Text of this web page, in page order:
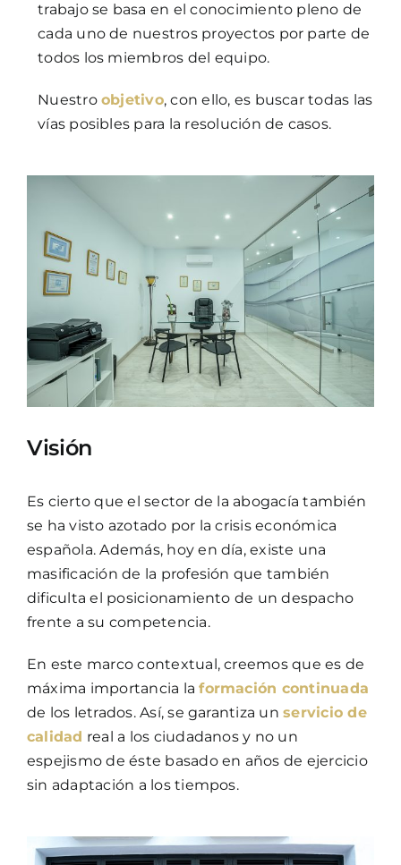
trabajo se basa en el conocimiento pleno de
cada uno de nuestros proyectos por parte de
todos los miembros del equipo.
Nuestro objetivo, con ello, es buscar todas las
vías posibles para la resolución de casos.
Visión
Es cierto que el sector de la abogacía también
se ha visto azotado por la crisis económica
española. Además, hoy en día, existe una
masificación de la profesión que también
dificulta el posicionamiento de un despacho
frente a su competencia.
En este marco contextual, creemos que es de
máxima importancia laformación continuada
de los letrados. Así, se garantiza unservicio de
calidad real a los ciudadanos y no un
espejismo de éste basado en años de ejercicio
sin adaptación a los tiempos.